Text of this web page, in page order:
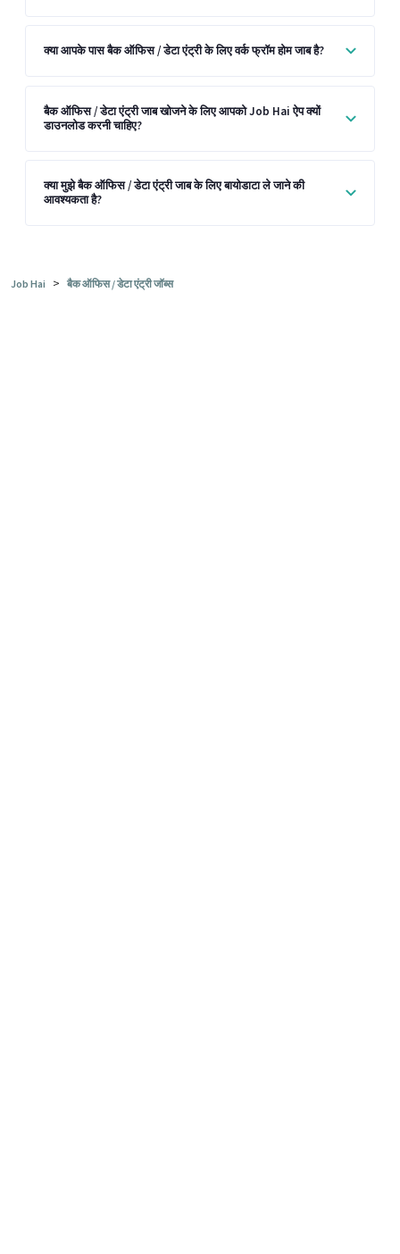
क्या आपके पास बैक ऑफिस / डेटा एंट्री के लिए वर्क फ्रॉम होम जाब है?
बैक ऑफिस / डेटा एंट्री जाब खोजने के लिए आपको Job Hai ऐप क्यों
डाउनलोड करनी चाहिए?
क्या मुझे बैक ऑफिस / डेटा एंट्री जाब के लिए बायोडाटा ले जाने की
आवश्यकता है?
Job Hai > बैक ऑफिस / डेटा एंट्री जॉब्स